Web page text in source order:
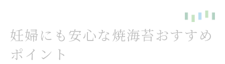
妊婦にも安心な焼海苔おすすめ
ポイント